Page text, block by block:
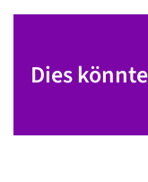
Dies